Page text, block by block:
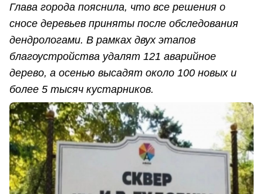
Глава города пояснила, что все решения о
сносе деревьев приняты после обследования
дендрологами. В рамках двух этапов
благоустройства удалят 121 аварийное
дерево, а осенью высадят около 100 новых и
более 5 тысяч кустарников.